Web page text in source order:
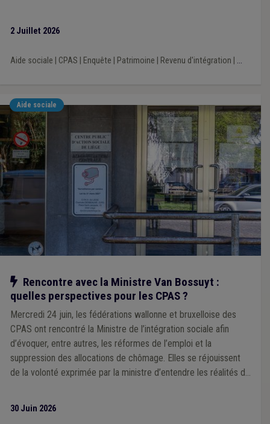
2 Juillet 2026
Aide sociale CPAS Enquête Patrimoine Revenu d'intégration ...
Aide sociale
Notre action
Rencontre avec la Ministre Van Bossuyt :
quelles perspectives pour les CPAS ?
Mercredi 24 juin, les fédérations wallonne et bruxelloise des
CPAS ont rencontré la Ministre de l’intégration sociale afin
d’évoquer, entre autres, les réformes de l’emploi et la
suppression des allocations de chômage. Elles se réjouissent
de la volonté exprimée par la ministre d’entendre les réalités de
30 Juin 2026